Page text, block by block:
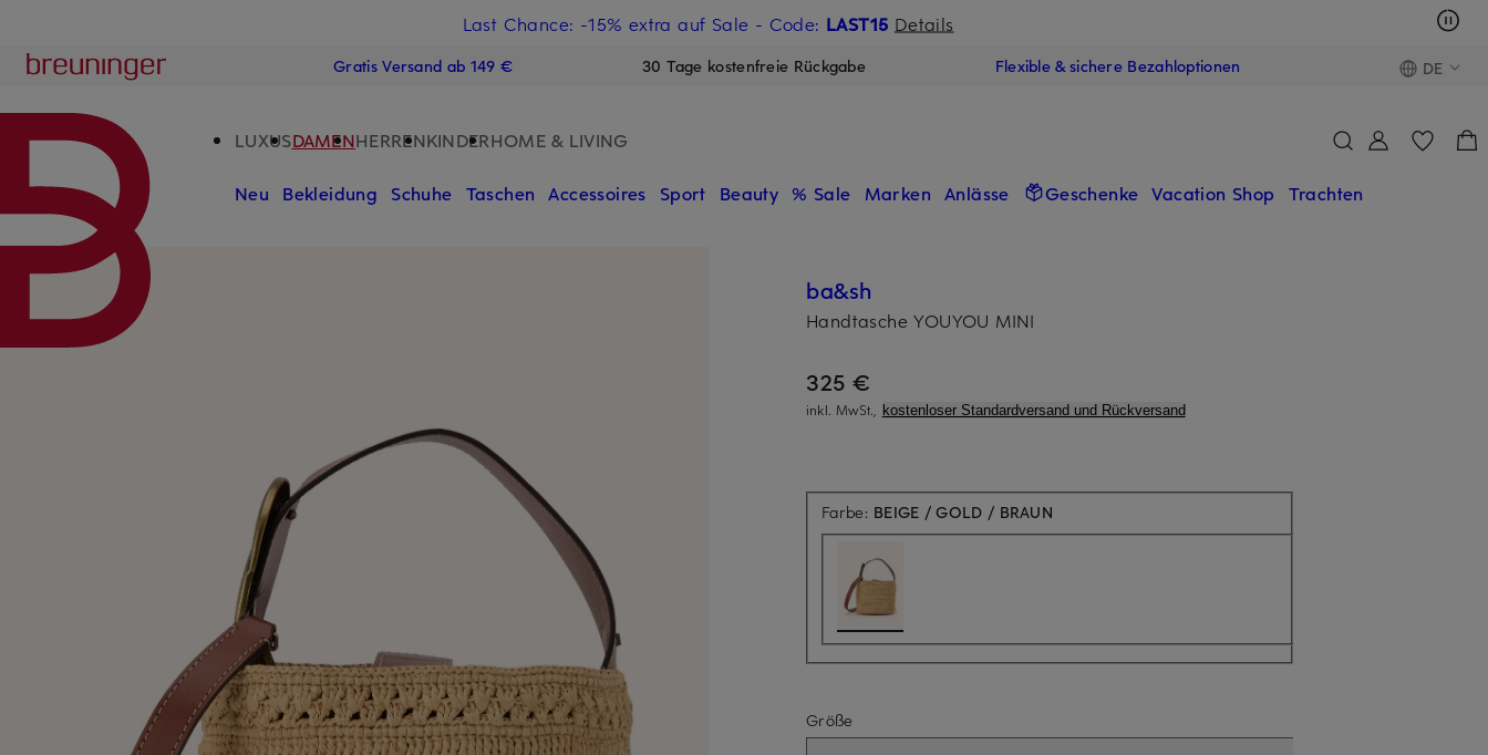
Last Chance: -15% extra auf Sale - Code: LAST15 Details
15€-Willkommensgutschein mit Beyond sichern
Breuninger
Gratis Versand ab 149 € 30 Tage kostenfreie Rückgabe Flexible & sichere Bezahloptionen DE
LUXUSDAMENHERRENKINDERHOME & LIVING
Neu Bekleidung Schuhe Taschen Accessoires Sport Beauty % Sale Marken Anlässe Geschenke Vacation Shop Trachten
ba&sh
Handtasche YOUYOU MINI
325 €
inkl. MwSt., kostenloser Standardversand und Rückversand
Farbe: BEIGE / GOLD / BRAUN
Größe